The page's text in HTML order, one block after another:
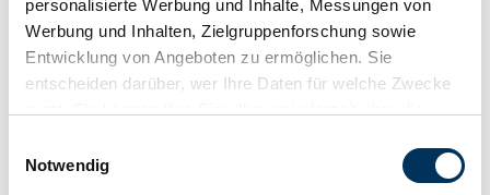
personalisierte Werbung und Inhalte, Messungen von
Werbung und Inhalten, Zielgruppenforschung sowie
Entwicklung von Angeboten zu ermöglichen. Sie
entscheiden darüber, wer Ihre Daten für welche Zwecke
Trigger Symbol ändern oder widerrufen
Notwendig